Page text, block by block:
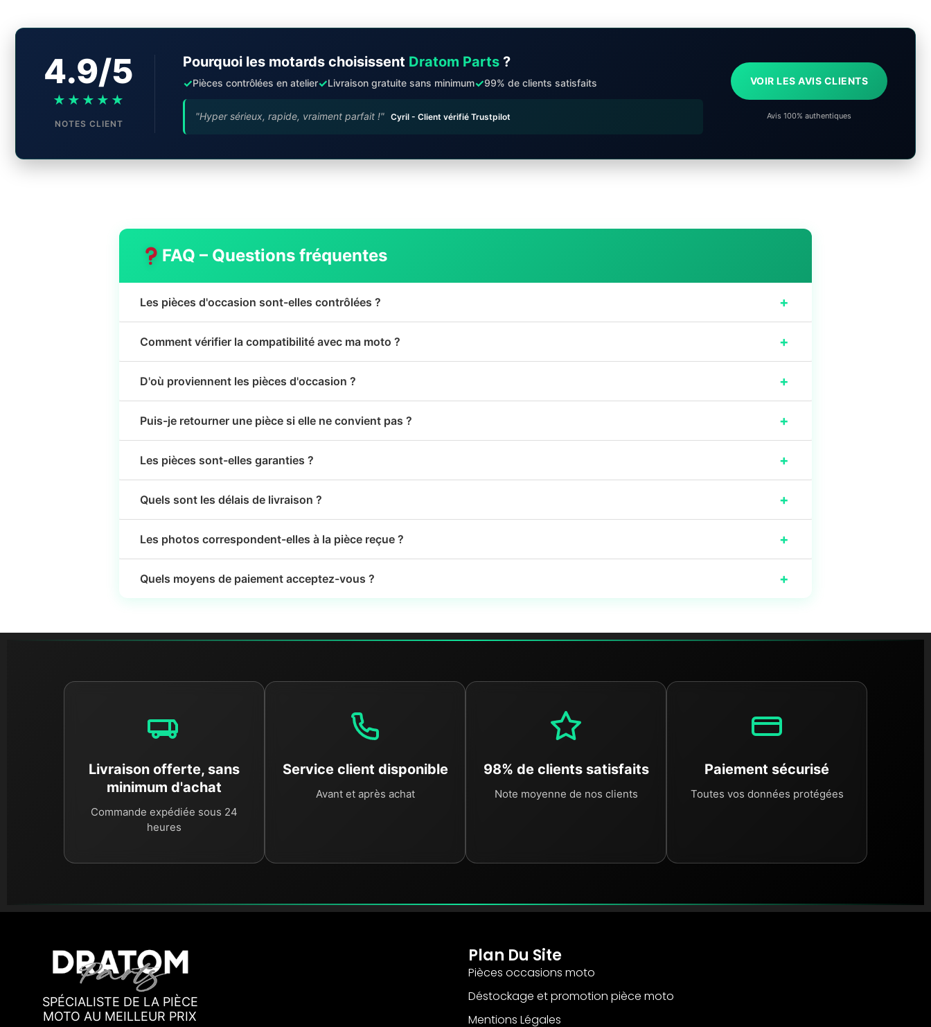
4.9/5
★★★★★
NOTES CLIENT
Pourquoi les motards choisissent Dratom Parts ?
✓Pièces contrôlées en atelier✓Livraison gratuite sans minimum✓99% de clients satisfaits
"Hyper sérieux, rapide, vraiment parfait !" Cyril - Client vérifié Trustpilot
VOIR LES AVIS CLIENTS
Avis 100% authentiques
FAQ – Questions fréquentes
Les pièces d'occasion sont-elles contrôlées ? +
Comment vérifier la compatibilité avec ma moto ? +
D'où proviennent les pièces d'occasion ? +
Puis-je retourner une pièce si elle ne convient pas ? +
Les pièces sont-elles garanties ? +
Quels sont les délais de livraison ? +
Les photos correspondent-elles à la pièce reçue ? +
Quels moyens de paiement acceptez-vous ? +
Livraison offerte, sans
minimum d'achat
Commande expédiée sous 24
heures
Service client disponible
Avant et après achat
98% de clients satisfaits
Note moyenne de nos clients
Paiement sécurisé
Toutes vos données protégées
SPÉCIALISTE DE LA PIÈCE
MOTO AU MEILLEUR PRIX
Plan Du Site
Pièces occasions moto
Déstockage et promotion pièce moto
Mentions Légales